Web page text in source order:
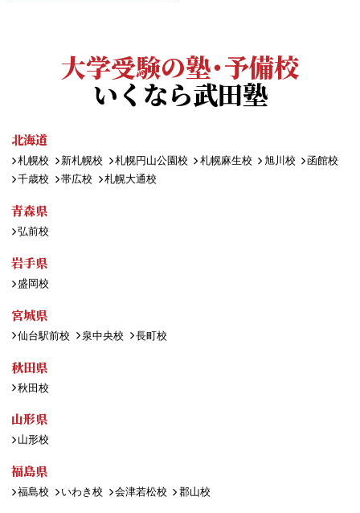
大学受験の塾・予備校
いくなら武田塾
北海道
札幌校 新札幌校 札幌円山公園校 札幌麻生校 旭川校
函館校
千歳校
帯広校 札幌大通校
青森県
弘前校
岩手県
盛岡校
宮城県
仙台駅前校 泉中央校 長町校
秋田県
秋田校
山形県
山形校
福島県
福島校 いわき校 会津若松校 郡山校